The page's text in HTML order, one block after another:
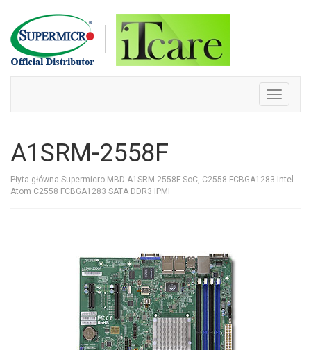
Skip
to
content
Toggle
A1SRM-2558F
Płyta główna Supermicro MBD-A1SRM-2558F SoC, C2558 FCBGA1283 Intel
Atom C2558 FCBGA1283 SATA DDR3 IPMI